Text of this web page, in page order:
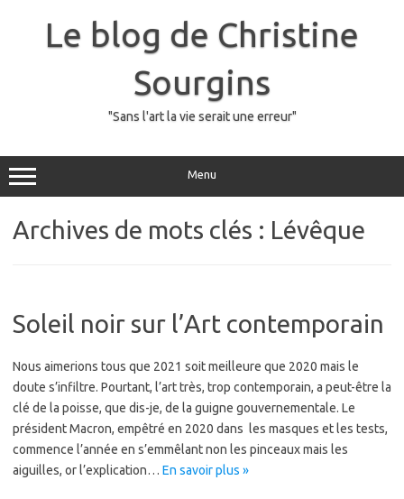
Le blog de Christine
Sourgins
"Sans l'art la vie serait une erreur"
Menu
Archives de mots clés : Lévêque
Soleil noir sur l’Art contemporain
Nous aimerions tous que 2021 soit meilleure que 2020 mais le
doute s’infiltre. Pourtant, l’art très, trop contemporain, a peut-être la
clé de la poisse, que dis-je, de la guigne gouvernementale. Le
président Macron, empêtré en 2020 dans les masques et les tests,
commence l’année en s’emmêlant non les pinceaux mais les
aiguilles, or l’explication… En savoir plus »